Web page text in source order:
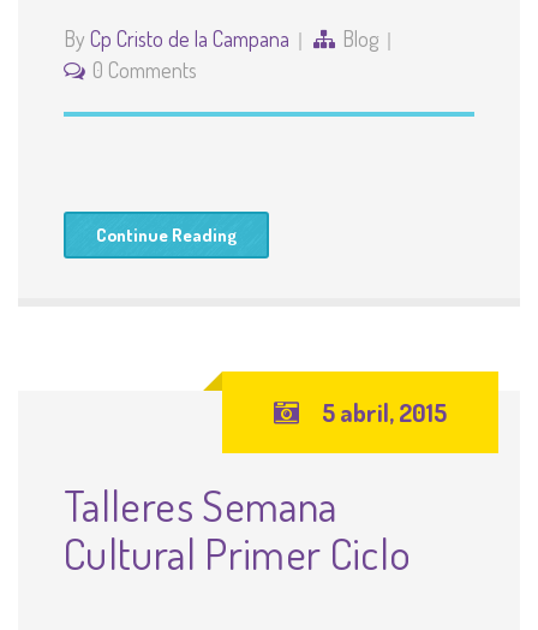
By Cp Cristo de la Campana
Blog
0 Comments
Continue Reading
5 abril, 2015
Talleres Semana
Cultural Primer Ciclo